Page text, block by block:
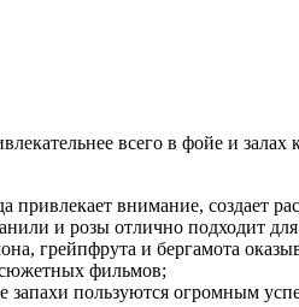
всего в фойе и
привлекает внимание, создает
и розы отлично подходит для
грейпфрута и бергамота
фильмов;
пользуются огромным